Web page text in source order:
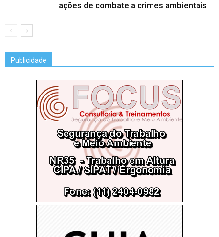
ações de combate a crimes ambientais
Publicidade